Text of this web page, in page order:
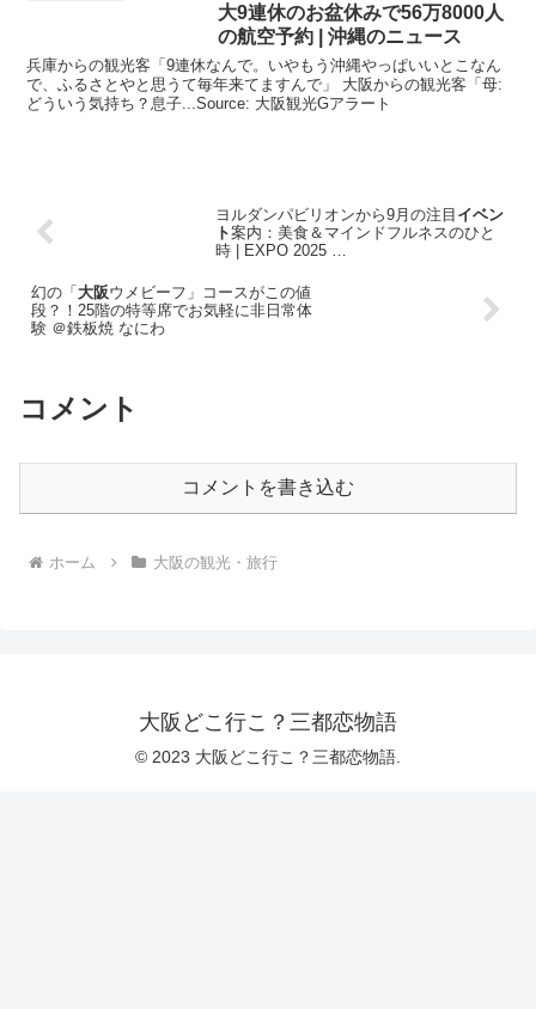
大9連休のお盆休みで56万8000人
の航空予約 | 沖縄のニュース
兵庫からの観光客「9連休なんで。いやもう沖縄やっぱいいとこなん
で、ふるさとやと思うて毎年来てますんで」 大阪からの観光客「母:
どういう気持ち？息子...Source: 大阪観光Gアラート
ヨルダンパビリオンから9月の注目 イベン
ト案内：美食＆マインドフルネスのひと
時 | EXPO 2025 …
幻の「大阪ウメビーフ」コースがこの値
段？！25階の特等席でお気軽に非日常体
験 ＠鉄板焼 なにわ
コメント
コメントを書き込む
ホーム 大阪の観光・旅行
大阪どこ行こ？三都恋物語
© 2023 大阪どこ行こ？三都恋物語.